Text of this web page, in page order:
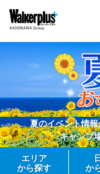
夏のイベント情
キャンプ
エリア
から探す
か